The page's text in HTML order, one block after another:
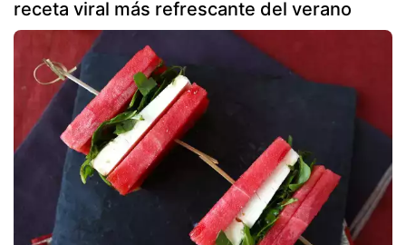
receta viral más refrescante del verano